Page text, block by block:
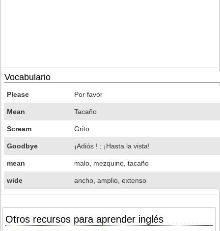
Vocabulario
Please Por favor
Mean Tacaño
Scream Grito
Goodbye ¡Adiós ! ; ¡Hasta la vista!
mean malo, mezquino, tacaño
wide ancho, amplio, extenso
Otros recursos para aprender inglés